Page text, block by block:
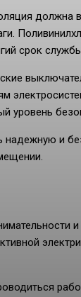
должна
срок
уровень
и